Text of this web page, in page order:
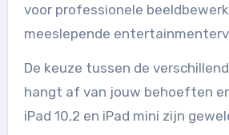
voor professionele
meeslepende
De keuze tussen de
hangt af van jouw behoeften
iPad 10,2 en iPad mini zijn